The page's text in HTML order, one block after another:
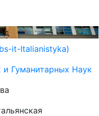
it-Italianistyka)
и Гуманитарных Наук